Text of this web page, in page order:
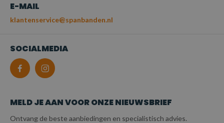
E-MAIL
klantenservice@spanbanden.nl
SOCIALMEDIA
MELD JE AAN VOOR ONZE NIEUWSBRIEF
Ontvang de beste aanbiedingen en specialistisch advies.